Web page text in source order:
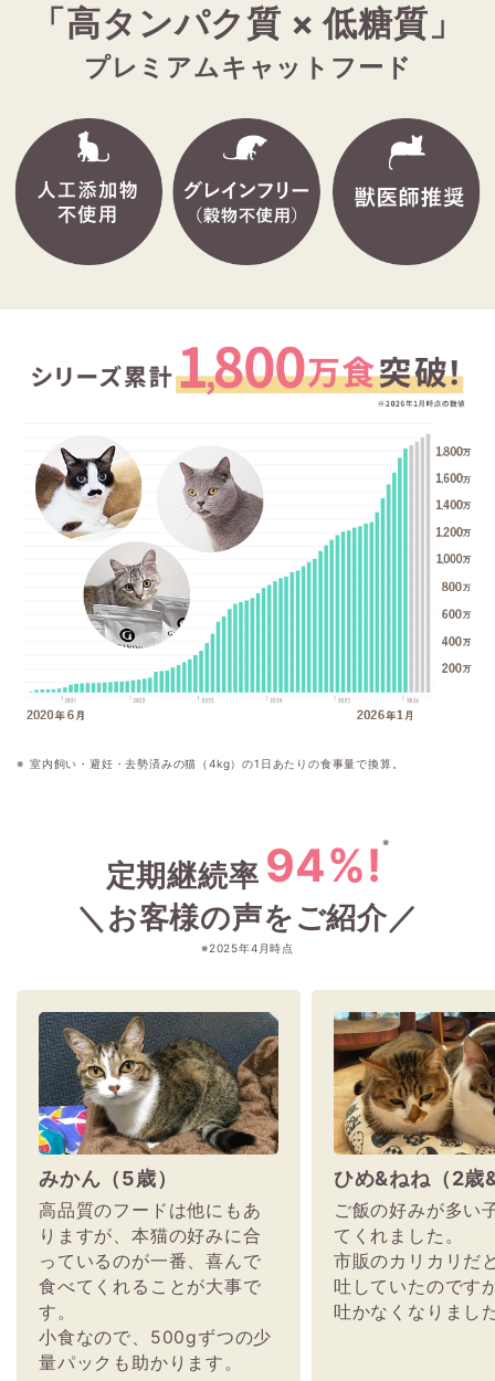
「高タンパク質 × 低糖質」
プレミアムキャットフード
室内飼い・避妊・去勢済みの猫（4kg）の1日あたりの食事量で換算。
定期継続率 94%! ※
＼お客様の声をご紹介／
※2025年4月時点
みかん（5歳）
高品質のフードは他にもあ
りますが、本猫の好みに合
っているのが一番、喜んで
食べてくれることが大事で
す。
小食なので、500gずつの少
量パックも助かります。
ひめ&ねね（2歳
ご飯の好みが多い
てくれました。
市販のカリカリだ
吐していたのです
吐かなくなりまし